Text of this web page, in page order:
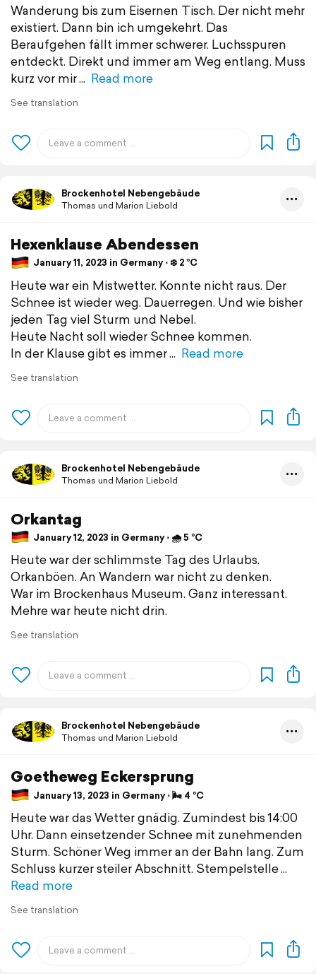
Wanderung bis zum Eisernen Tisch. Der nicht mehr
existiert. Dann bin ich umgekehrt. Das
Beraufgehen fällt immer schwerer. Luchsspuren
entdeckt. Direkt und immer am Weg entlang. Muss
kurz vor mir
Read more
See translation
Brockenhotel Nebengebäude
Thomas und Marion Liebold
Hexenklause Abendessen
January 11, 2023 in Germany ⋅ ❄️ 2 °C
Heute war ein Mistwetter. Konnte nicht raus. Der
Schnee ist wieder weg. Dauerregen. Und wie bisher
jeden Tag viel Sturm und Nebel.
Heute Nacht soll wieder Schnee kommen.
In der Klause gibt es immer
Read more
See translation
Brockenhotel Nebengebäude
Thomas und Marion Liebold
Orkantag
January 12, 2023 in Germany ⋅ 🌧 5 °C
Heute war der schlimmste Tag des Urlaubs.
Orkanböen. An Wandern war nicht zu denken.
War im Brockenhaus Museum. Ganz interessant.
Mehre war heute nicht drin.
See translation
Brockenhotel Nebengebäude
Thomas und Marion Liebold
Goetheweg Eckersprung
January 13, 2023 in Germany ⋅ 🌬 4 °C
Heute war das Wetter gnädig. Zumindest bis 14:00
Uhr. Dann einsetzender Schnee mit zunehmenden
Sturm. Schöner Weg immer an der Bahn lang. Zum
Schluss kurzer steiler Abschnitt. Stempelstelle
Read more
See translation